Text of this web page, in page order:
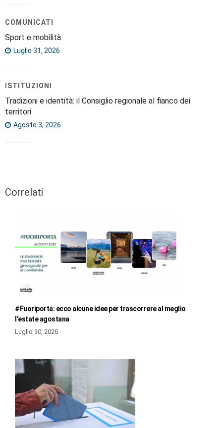
COMUNICATI
Sport e mobilità
Luglio 31, 2026
ISTITUZIONI
Tradizioni e identità: il Consiglio regionale al fianco dei
territori
Agosto 3, 2026
Correlati
#Fuoriporta: ecco alcune idee per trascorrere al meglio
l’estate agostana
Luglio 30, 2026